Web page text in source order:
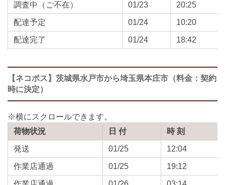
調査中（ご不在） 01/23 20:25
配達予定 01/24 10:20
配達完了 01/24 18:42
【ネコポス】茨城県水戸市から埼玉県本庄市（料金：契約
時に決定）
荷物状況 日 付 時 刻
発送 01/25 12:04
作業店通過 01/25 19:12